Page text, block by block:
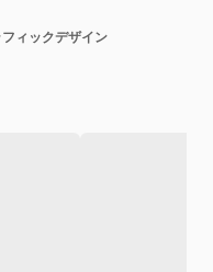
ィックデザイン